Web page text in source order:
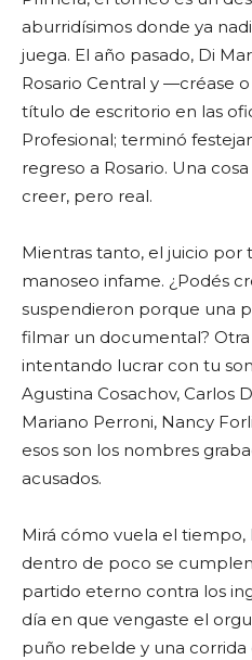
aburridísimos donde ya
juega. El año pasado, Di
Rosario Central y —créase
título de escritorio en las
Profesional; terminó
regreso a Rosario. Una
creer, pero real.
Mientras tanto, el juicio por
manoseo infame. ¿Podés
suspendieron porque una
filmar un documental?
intentando lucrar con tu
Agustina Cosachov, Carlos
Mariano Perroni, Nancy
esos son los nombres
acusados.
Mirá cómo vuela el tiempo,
dentro de poco se
partido eterno contra los
día en que vengaste el
puño rebelde y una corrida